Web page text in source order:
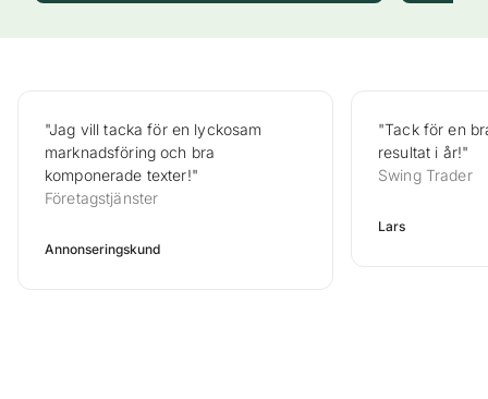
"Jag vill tacka för en lyckosam
marknadsföring och bra
komponerade texter!"
Företagstjänster
Annonseringskund
"Tack för en
resultat i år!"
Swing Trader
Lars